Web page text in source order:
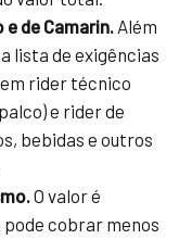
e de Camarin. Além
lista de exigências
em rider técnico
e rider de
bebidas e outros
O valor é
cobrar menos